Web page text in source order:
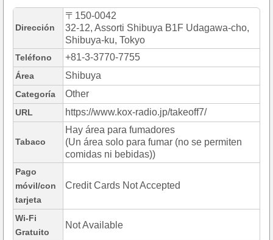
Dirección
〒150-0042
32-12, Assorti Shibuya B1F Udagawa-cho,
Shibuya-ku, Tokyo
Teléfono +81-3-3770-7755
Área Shibuya
Categoría Other
URL https://www.kox-radio.jp/takeoff7/
Tabaco
Hay área para fumadores
(Un área solo para fumar (no se permiten
comidas ni bebidas))
Pago
móvil/con
tarjeta
Credit Cards Not Accepted
Wi-Fi
Gratuito
Not Available